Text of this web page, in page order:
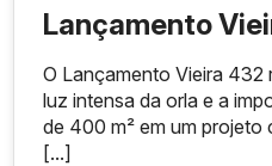
Lançamento
O Lançamento Vieira 432
luz intensa da orla e a
de 400 m² em um
[...]